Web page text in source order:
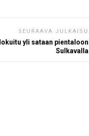
SEURAAVA JULKAISU
yli sataan pientaloon
Sulkavalla